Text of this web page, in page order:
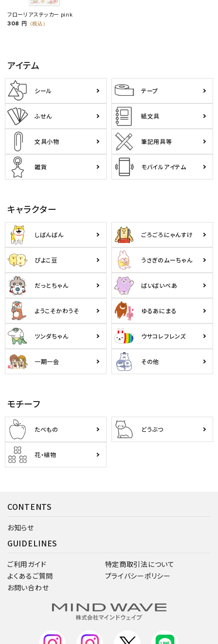
フローリアステッカー pink
308 円 （税込）
アイテム
シール テープ
ふせん 紙文具
文具小物 筆記用具等
雑貨 モバイルアイテム
キャラクター
しばんばん ごろごろにゃんすけ
ぴよこ豆 うさぎのムーちゃん
だっとちゃん ばいばいべあ
ようこそかわうそ ゆるあにまる
ツンダちゃん ウサコレフレンズ
一期一会 その他
モチーフ
たべもの どうぶつ
花・植物
CONTENTS
お知らせ
GUIDELINES
ご利用ガイド
よくあるご質問
お問い合わせ
特定商取引法について
プライバシーポリシー